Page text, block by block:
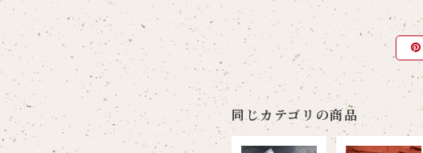
同じカテゴリの商品